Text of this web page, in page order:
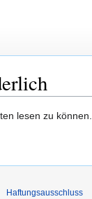
lesen zu können.
Haftungsausschluss